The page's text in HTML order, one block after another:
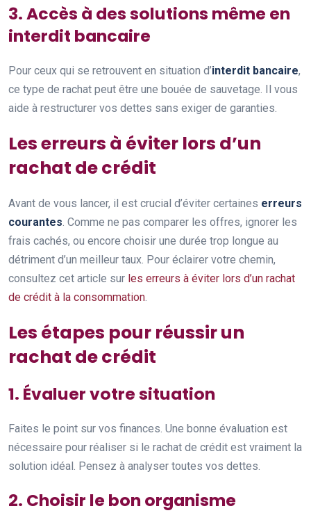
3. Accès à des solutions même en
interdit bancaire
Pour ceux qui se retrouvent en situation d’interdit bancaire,
ce type de rachat peut être une bouée de sauvetage. Il vous
aide à restructurer vos dettes sans exiger de garanties.
Les erreurs à éviter lors d’un
rachat de crédit
Avant de vous lancer, il est crucial d’éviter certaines erreurs
courantes. Comme ne pas comparer les offres, ignorer les
frais cachés, ou encore choisir une durée trop longue au
détriment d’un meilleur taux. Pour éclairer votre chemin,
consultez cet article sur les erreurs à éviter lors d’un rachat
de crédit à la consommation.
Les étapes pour réussir un
rachat de crédit
1. Évaluer votre situation
Faites le point sur vos finances. Une bonne évaluation est
nécessaire pour réaliser si le rachat de crédit est vraiment la
solution idéal. Pensez à analyser toutes vos dettes.
2. Choisir le bon organisme